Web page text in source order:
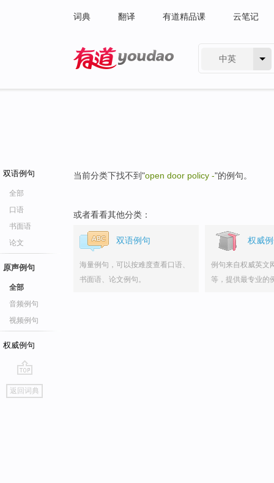
词典 翻译 有道精品课 云笔记
中英
双语例句
全部
口语
书面语
论文
原声例句
全部
音频例句
视频例句
权威例句
go
top
返回词典
当前分类下找不到"open door policy -"的例句。
或者看看其他分类：
双语例句
海量例句，可以按难度查看口语、
书面语、论文例句。
权威
例句来自权威英文
等，提供最专业的